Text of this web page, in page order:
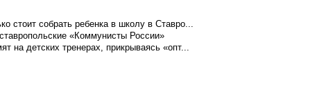
стоит собрать ребенка в школу в Ставро...
«Коммунисты России»
на детских тренерах, прикрываясь «опт...